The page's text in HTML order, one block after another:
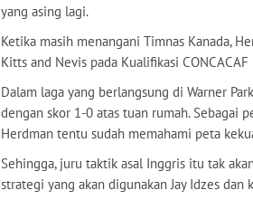
yang asing lagi.
Ketika masih menangani Timnas Kanada,
Kitts and Nevis pada Kualifikasi
Dalam laga yang berlangsung di Warner
dengan skor 1-0 atas tuan rumah. Sebagai
Herdman tentu sudah memahami peta
Sehingga, juru taktik asal Inggris itu tak
strategi yang akan digunakan Jay Idzes